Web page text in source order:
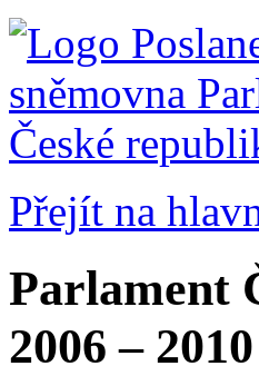
Přejít na
Parlament
2006 – 2010